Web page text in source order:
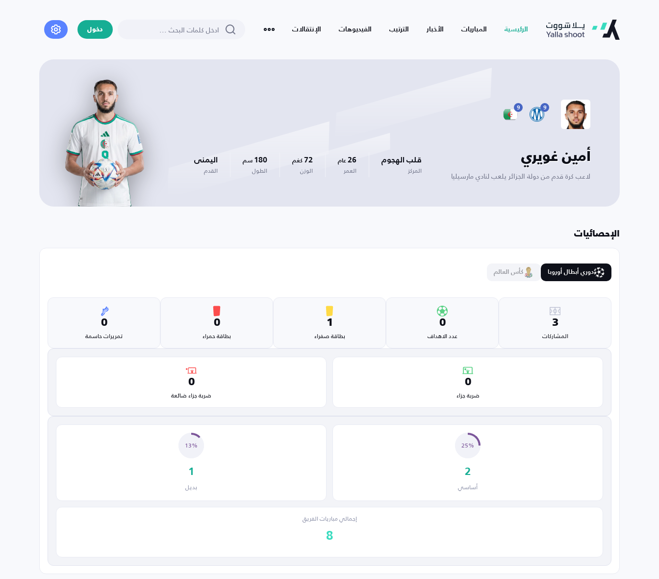
الرئيسية المباريات الأخبار الترتيب الفيديوهات الإنتقالات دخول
9
9
أمين غويري
لاعب كرة قدم من دولة الجزائر يلعب لنادي مارسيليا
قلب الهجوم
المركز
26 عام
العمر
72 كغم
الوزن
180 سم
الطول
اليمنى
القدم
الإحصائيات
دوري أبطال أوروبا كأس العالم
3
المشاركات
0
عدد الاهداف
1
بطاقة صفراء
0
بطاقة حمراء
0
تمريرات حاسمة
0
ضربة جزاء
0
ضربة جزاء ضائعة
25%
2
أساسي
13%
1
بديل
إجمالي مباريات الفريق
8